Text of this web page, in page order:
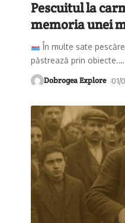
Pescuitul la
memoria unei
În multe sate
păstrează prin obiecte.…
Dobrogea Explore 01/